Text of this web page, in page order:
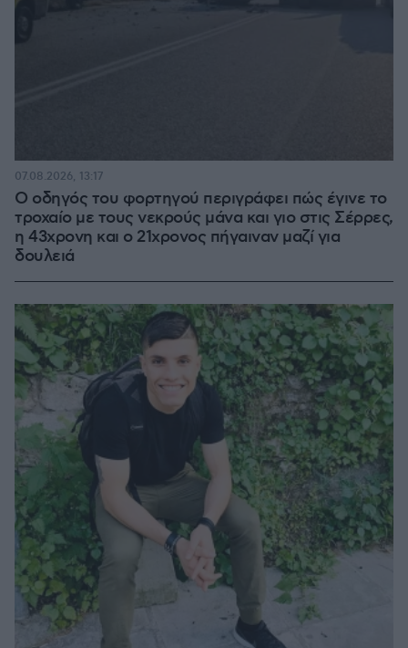
Ο οδηγός του φορτηγού περιγράφει πώς έγινε το
τροχαίο με τους νεκρούς μάνα και γιο στις Σέρρες,
η 43χρονη και ο 21χρονος πήγαιναν μαζί για
δουλειά
07.08.2026, 13:17